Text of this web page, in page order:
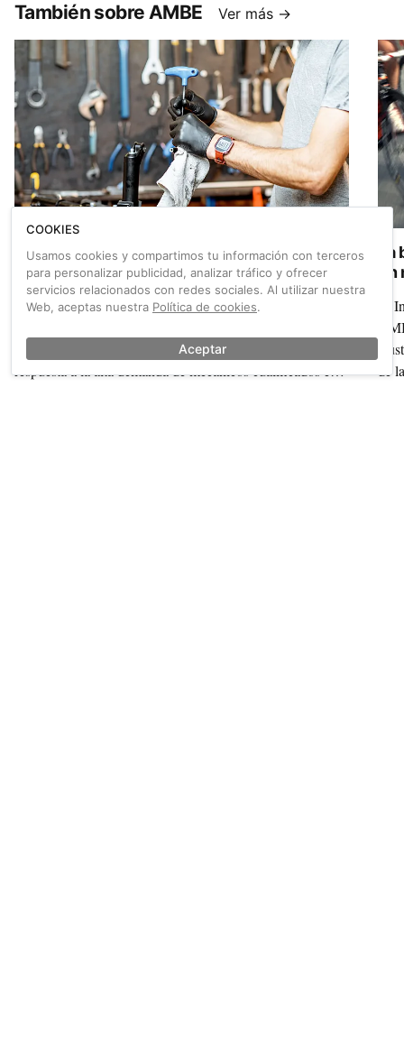
que
También sobre AMBE Ver más →
El montaje y mantenimiento de bicicletas ya
tiene FP oficial
Ya se ha dado luz verde a la iniciativa Impulsada por
la nueva titulación oficial de grado medio para dar
respuesta a la alta demanda de mecánicos cualificados en
El
de
COOKIES
Usamos cookies y compartimos tu información con terceros
para personalizar publicidad, analizar tráfico y ofrecer
servicios relacionados con redes sociales. Al utilizar nuestra
Web, aceptas nuestra Política de cookies.
Aceptar